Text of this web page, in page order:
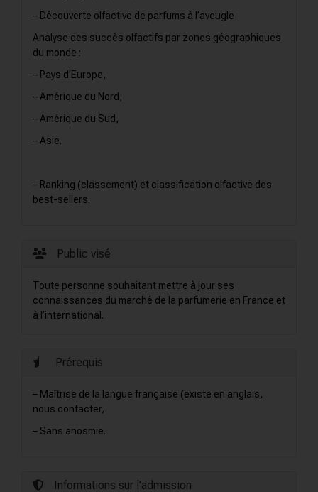
– Découverte olfactive de parfums à l’aveugle
Analyse des succès olfactifs par zones géographiques
du monde :
– Pays d’Europe,
– Amérique du Nord,
– Amérique du Sud,
– Asie.
– Ranking (classement) et classification olfactive des
best-sellers.
Public visé
Toute personne souhaitant mettre à jour ses
connaissances du marché de la parfumerie en France et
à l’international.
Prérequis
– Maîtrise de la langue française (existe en anglais,
nous contacter,
– Sans anosmie.
Informations sur l'admission